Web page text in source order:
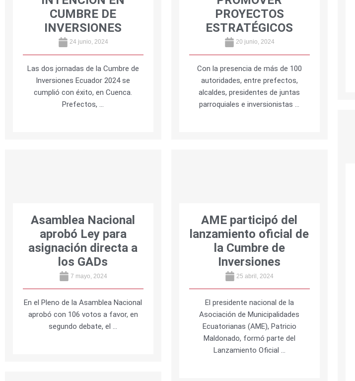
CUMBRE DE
INVERSIONES
24 junio, 2024
Las dos jornadas de la Cumbre de
Inversiones Ecuador 2024 se
cumplió con éxito, en Cuenca.
Prefectos, …
PROYECTOS
ESTRATÉGICOS
20 junio, 2024
Con la presencia de más de 100
autoridades, entre prefectos,
alcaldes, presidentes de juntas
parroquiales e inversionistas …
Asamblea Nacional
aprobó Ley para
asignación directa a
los GADs
7 mayo, 2024
En el Pleno de la Asamblea Nacional
aprobó con 106 votos a favor, en
segundo debate, el …
AME participó del
lanzamiento oficial de
la Cumbre de
Inversiones
25 abril, 2024
El presidente nacional de la
Asociación de Municipalidades
Ecuatorianas (AME), Patricio
Maldonado, formó parte del
Lanzamiento Oficial …